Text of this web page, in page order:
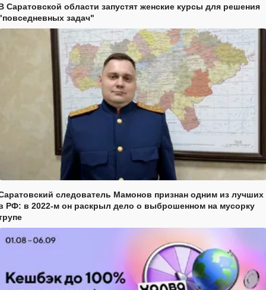
Саратовской области запустят женские курсы для решения
задач"
следователь Мамонов признан одним из лучших
РФ: в 2022-м он раскрыл дело о выброшенном на мусорку